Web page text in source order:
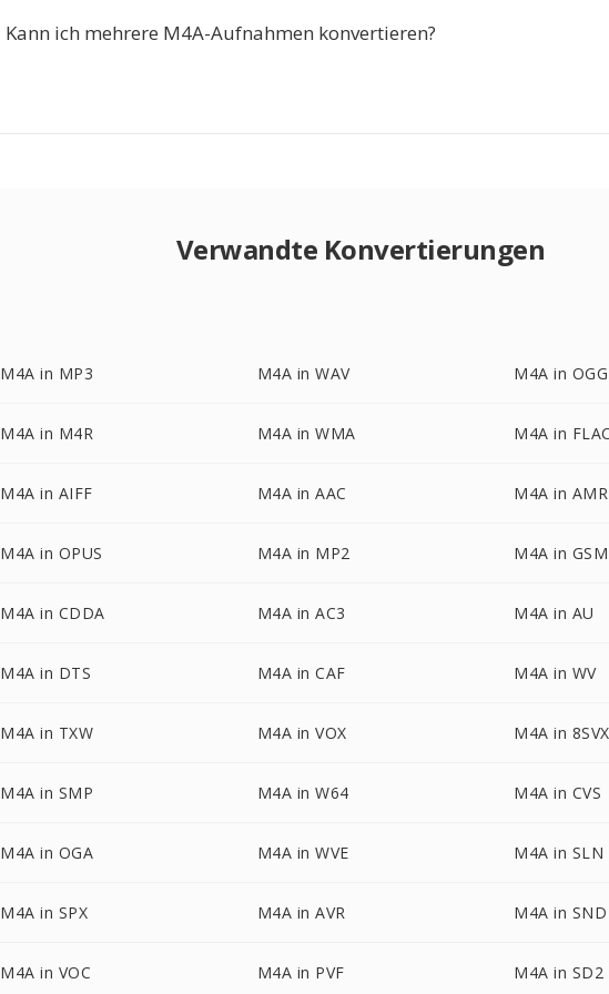
Kann ich mehrere M4A-Aufnahmen konvertieren?
Verwandte Konvertierungen
M4A in MP3 M4A in WAV M4A in OGG
M4A in M4R M4A in WMA M4A in
M4A in AIFF M4A in AAC M4A in AMR
M4A in OPUS M4A in MP2 M4A in GSM
M4A in CDDA M4A in AC3 M4A in AU
M4A in DTS M4A in CAF M4A in WV
M4A in TXW M4A in VOX M4A in 8SVX
M4A in SMP M4A in W64 M4A in CVS
M4A in OGA M4A in WVE M4A in SLN
M4A in SPX M4A in AVR M4A in SND
M4A in VOC M4A in PVF M4A in SD2